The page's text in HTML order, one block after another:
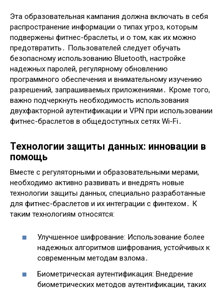
Эта образовательная кампания должна включать в себя
распространение информации о типах угроз, которым
подвержены фитнес-браслеты, и о том, как их можно
предотвратить․ Пользователей следует обучать
безопасному использованию Bluetooth, настройке
надежных паролей, регулярному обновлению
программного обеспечения и внимательному изучению
разрешений, запрашиваемых приложениями․ Кроме того,
важно подчеркнуть необходимость использования
двухфакторной аутентификации и VPN при использовании
фитнес-браслетов в общедоступных сетях Wi-Fi․
Технологии защиты данных: инновации в
помощь
Вместе с регуляторными и образовательными мерами,
необходимо активно развивать и внедрять новые
технологии защиты данных, специально разработанные
для фитнес-браслетов и их интеграции с финтехом․ К
таким технологиям относятся:
Улучшенное шифрование: Использование более
надежных алгоритмов шифрования, устойчивых к
современным методам взлома․
Биометрическая аутентификация: Внедрение
биометрических методов аутентификации, таких